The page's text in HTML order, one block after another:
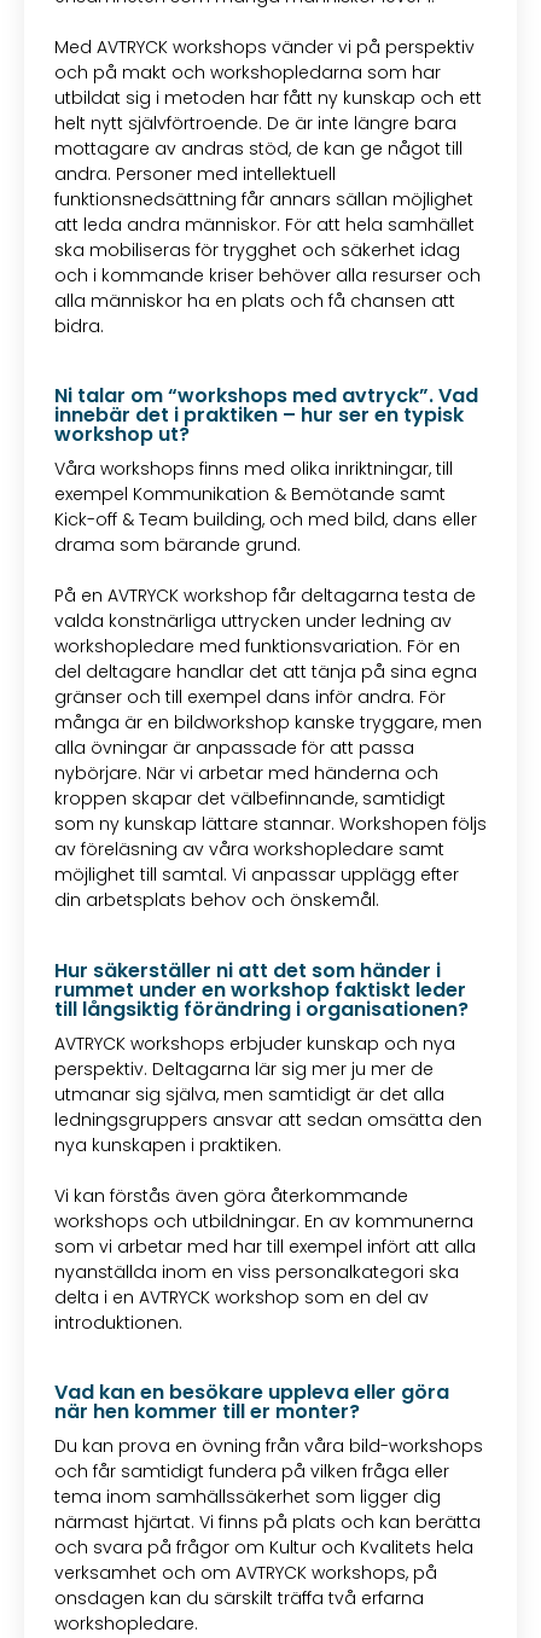
Med AVTRYCK workshops vänder vi på perspektiv
och på makt och workshopledarna som har
utbildat sig i metoden har fått ny kunskap och ett
helt nytt självförtroende. De är inte längre bara
mottagare av andras stöd, de kan ge något till
andra. Personer med intellektuell
funktionsnedsättning får annars sällan möjlighet
att leda andra människor. För att hela samhället
ska mobiliseras för trygghet och säkerhet idag
och i kommande kriser behöver alla resurser och
alla människor ha en plats och få chansen att
bidra.
Ni talar om “workshops med avtryck”. Vad
innebär det i praktiken – hur ser en typisk
workshop ut?
Våra workshops finns med olika inriktningar, till
exempel Kommunikation & Bemötande samt
Kick-off & Team building, och med bild, dans eller
drama som bärande grund.
På en AVTRYCK workshop får deltagarna testa de
valda konstnärliga uttrycken under ledning av
workshopledare med funktionsvariation. För en
del deltagare handlar det att tänja på sina egna
gränser och till exempel dans inför andra. För
många är en bildworkshop kanske tryggare, men
alla övningar är anpassade för att passa
nybörjare. När vi arbetar med händerna och
kroppen skapar det välbefinnande, samtidigt
som ny kunskap lättare stannar. Workshopen följs
av föreläsning av våra workshopledare samt
möjlighet till samtal. Vi anpassar upplägg efter
din arbetsplats behov och önskemål.
Hur säkerställer ni att det som händer i
rummet under en workshop faktiskt leder
till långsiktig förändring i organisationen?
AVTRYCK workshops erbjuder kunskap och nya
perspektiv. Deltagarna lär sig mer ju mer de
utmanar sig själva, men samtidigt är det alla
ledningsgruppers ansvar att sedan omsätta den
nya kunskapen i praktiken.
Vi kan förstås även göra återkommande
workshops och utbildningar. En av kommunerna
som vi arbetar med har till exempel infört att alla
nyanställda inom en viss personalkategori ska
delta i en AVTRYCK workshop som en del av
introduktionen.
Vad kan en besökare uppleva eller göra
när hen kommer till er monter?
Du kan prova en övning från våra bild-workshops
och får samtidigt fundera på vilken fråga eller
tema inom samhällssäkerhet som ligger dig
närmast hjärtat. Vi finns på plats och kan berätta
och svara på frågor om Kultur och Kvalitets hela
verksamhet och om AVTRYCK workshops, på
onsdagen kan du särskilt träffa två erfarna
workshopledare.